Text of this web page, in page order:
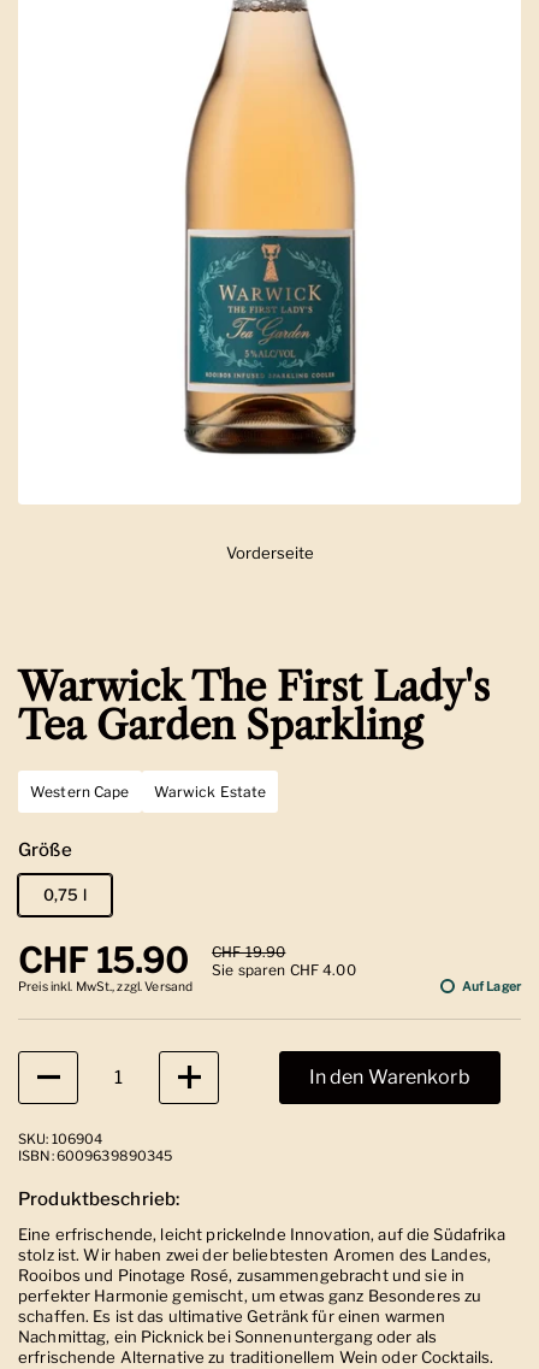
Zeige Folie 1
Vorderseite
Warwick The First Lady's
Tea Garden Sparkling
Western Cape Warwick Estate
Größe
0,75 l
Regulärer Preis
CHF 15.90 Sale-Preis
CHF 19.90
Sie sparen CHF 4.00
Preis inkl. MwSt., zzgl. Versand Auf Lager
Anzahl
In den Warenkorb
SKU: 106904
ISBN: 6009639890345
Produktbeschrieb:
Eine erfrischende, leicht prickelnde Innovation, auf die Südafrika
stolz ist. Wir haben zwei der beliebtesten Aromen des Landes,
Rooibos und Pinotage Rosé, zusammengebracht und sie in
perfekter Harmonie gemischt, um etwas ganz Besonderes zu
schaffen. Es ist das ultimative Getränk für einen warmen
Nachmittag, ein Picknick bei Sonnenuntergang oder als
erfrischende Alternative zu traditionellem Wein oder Cocktails.